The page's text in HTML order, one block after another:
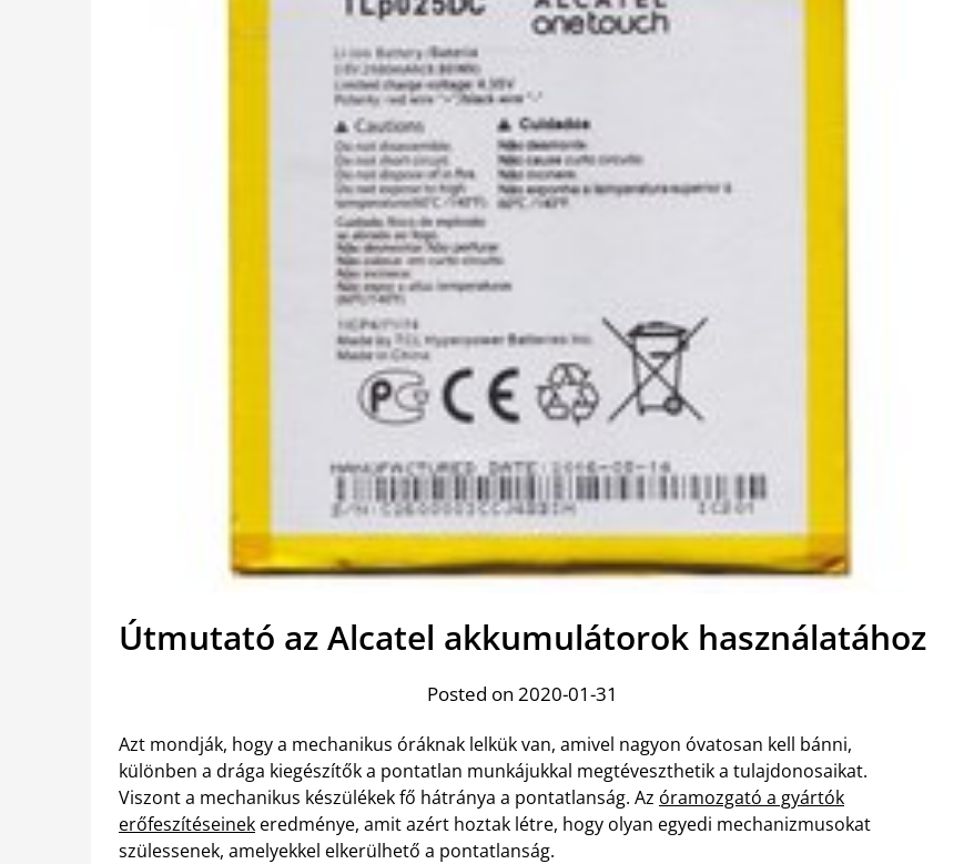
Útmutató az Alcatel akkumulátorok használatához
Posted on 2020-01-31
Azt mondják, hogy a mechanikus óráknak lelkük van, amivel nagyon óvatosan kell bánni,
különben a drága kiegészítők a pontatlan munkájukkal megtéveszthetik a tulajdonosaikat.
Viszont a mechanikus készülékek fő hátránya a pontatlanság. Az óramozgató a gyártók
erőfeszítéseinek eredménye, amit azért hoztak létre, hogy olyan egyedi mechanizmusokat
szülessenek, amelyekkel elkerülhető a pontatlanság.